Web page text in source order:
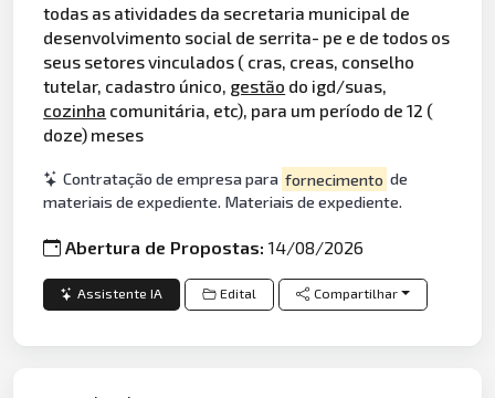
todas as atividades da secretaria municipal de
desenvolvimento social de serrita- pe e de todos os
seus setores vinculados ( cras, creas, conselho
tutelar, cadastro único, gestão do igd/suas,
cozinha comunitária, etc), para um período de 12 (
doze) meses
Contratação de empresa para fornecimento de
materiais de expediente. Materiais de expediente.
Abertura de Propostas:14/08/2026
Assistente IA Edital Compartilhar